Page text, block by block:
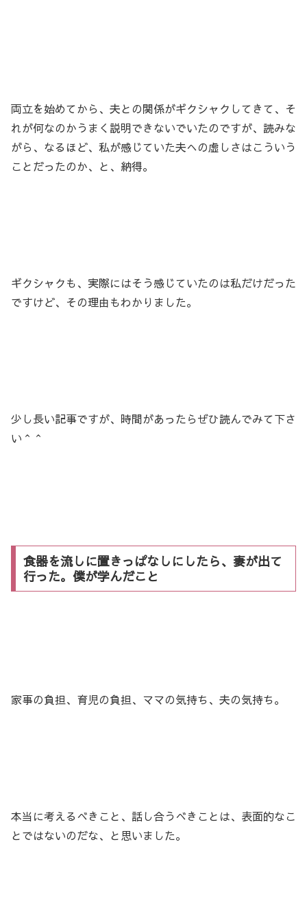
両立を始めてから、夫との関係がギクシャクしてきて、そ
れが何なのかうまく説明できないでいたのですが、読みな
がら、なるほど、私が感じていた夫への虚しさはこういう
ことだったのか、と、納得。
ギクシャクも、実際にはそう感じていたのは私だけだった
ですけど、その理由もわかりました。
少し長い記事ですが、時間があったらぜひ読んでみて下さ
い＾＾
食器を流しに置きっぱなしにしたら、妻が出て
行った。僕が学んだこと
家事の負担、育児の負担、ママの気持ち、夫の気持ち。
本当に考えるべきこと、話し合うべきことは、表面的なこ
とではないのだな、と思いました。